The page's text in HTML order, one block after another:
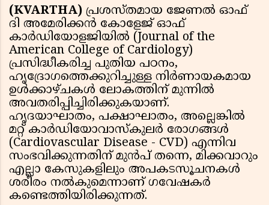
(KVARTHA) പ്രശസ്തമായ ജേണൽ ഓഫ്
ദി അമേരിക്കൻ കോളേജ് ഓഫ്
കാർഡിയോളജിയിൽ (Journal of the
American College of Cardiology)
പ്രസിദ്ധീകരിച്ച പുതിയ പഠനം,
ഹൃദ്രോഗത്തെക്കുറിച്ചുള്ള നിർണായകമായ
ഉൾക്കാഴ്ചകൾ ലോകത്തിന് മുന്നിൽ
അവതരിപ്പിച്ചിരിക്കുകയാണ്.
ഹൃദയാഘാതം, പക്ഷാഘാതം, അല്ലെങ്കിൽ
മറ്റ് കാർഡിയോവാസ്കുലർ രോഗങ്ങൾ
(Cardiovascular Disease - CVD) എന്നിവ
സംഭവിക്കുന്നതിന് മുൻപ് തന്നെ, മിക്കവാറും
എല്ലാ കേസുകളിലും അപകടസൂചനകൾ
ശരീരം നൽകുമെന്നാണ് ഗവേഷകർ
കണ്ടെത്തിയിരിക്കുന്നത്.